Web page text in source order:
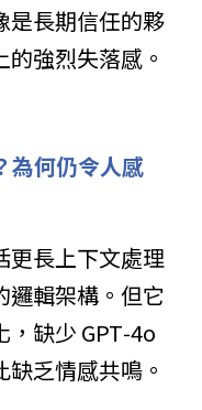
是長期信任的夥
強烈失落感。
為何仍令人感
更長上下文處理
邏輯架構。但它
缺少 GPT‑4o
乏情感共鳴。